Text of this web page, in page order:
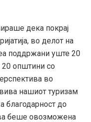
дека покрај
во делот на
поддржани уште 20
20 општини со
во
нашиот туризам
благодарност до
беше овозможена